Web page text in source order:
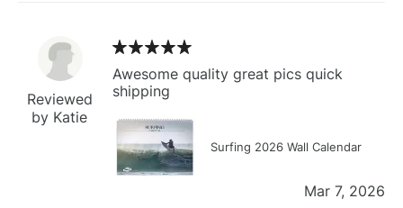
Reviewed
by Katie
Awesome quality great pics quick
shipping
Surfing 2026 Wall Calendar
Mar 7, 2026